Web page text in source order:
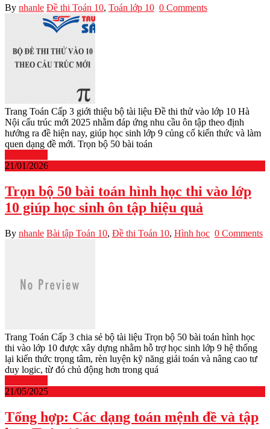
By nhanle Đề thi Toán 10, Toán lớp 10 0 Comments
Trang Toán Cấp 3 giới thiệu bộ tài liệu Đề thi thử vào lớp 10 Hà
Nội cấu trúc mới 2025 nhằm đáp ứng nhu cầu ôn tập theo định
hướng ra đề hiện nay, giúp học sinh lớp 9 củng cố kiến thức và làm
quen dạng đề mới. Trọn bộ 50 bài toán
21/01/2026
Trọn bộ 50 bài toán hình học thi vào lớp
10 giúp học sinh ôn tập hiệu quả
By nhanle Bài tập Toán 10, Đề thi Toán 10, Hình học 0 Comments
Trang Toán Cấp 3 chia sẻ bộ tài liệu Trọn bộ 50 bài toán hình học
thi vào lớp 10 được xây dựng nhằm hỗ trợ học sinh lớp 9 hệ thống
lại kiến thức trọng tâm, rèn luyện kỹ năng giải toán và nâng cao tư
duy logic, từ đó chủ động hơn trong quá
21/05/2025
Tổng hợp: Các dạng toán mệnh đề và tập